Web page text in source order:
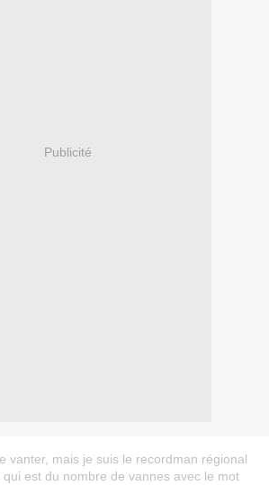
Publicité
vanter, mais je suis le recordman régional
est du nombre de vannes avec le mot